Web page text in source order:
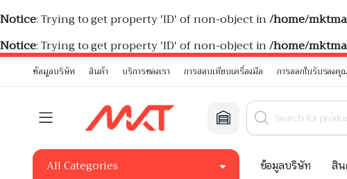
Notice: Trying to get property 'ID' of non-object in/home/
Notice: Trying to get property 'ID' of non-object in/home/
ข้อมูลบริษัท สินค้า บริการของเรา การสอบเทียบเครื่องมือ การออกใบรับรองคุ
All Categories ข้อมูลบริษัท สิน